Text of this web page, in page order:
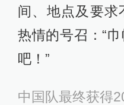
间、地点及要求
热情的号召：“
吧！”
中国队最终获得